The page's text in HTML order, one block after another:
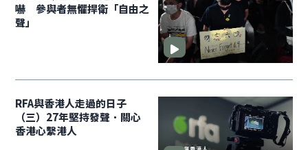
嚇 參與者無懼捍衛「自由之
聲」
RFA與香港人走過的日子
（三）27年堅持發聲．關心
香港心繫港人